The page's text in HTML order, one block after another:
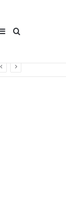
Sidebar
Traži